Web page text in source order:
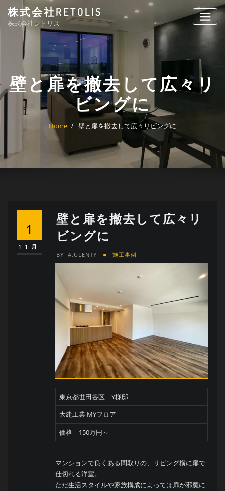
Skip
content
株式会社RETOLIS
株式会社レトリス
壁と扉を撤去して広々リ
ビングに
Home 壁と扉を撤去して広々リビングに
1
11月
壁と扉を撤去して広々リ
ビングに
BY A.ULENTY 施工事例
東京都世田谷区 Y様邸
大建工業 MYフロア
価格 150万円～
マンションで良くある間取りの、リビング横に扉で
仕切れる洋室。
ただ生活スタイルや家族構成によっては扉が邪魔に